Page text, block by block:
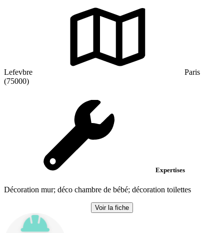
Lefevbre
Paris
(75000)
Expertises
Décoration mur; déco chambre de bébé; décoration toilettes
Voir la fiche